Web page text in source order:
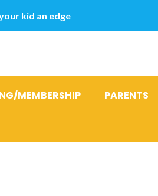
kid an edge
MEMBERSHIP PARENTS